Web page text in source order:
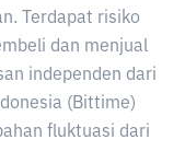
Terdapat risiko
dan menjual
independen dari
(Bittime)
fluktuasi dari